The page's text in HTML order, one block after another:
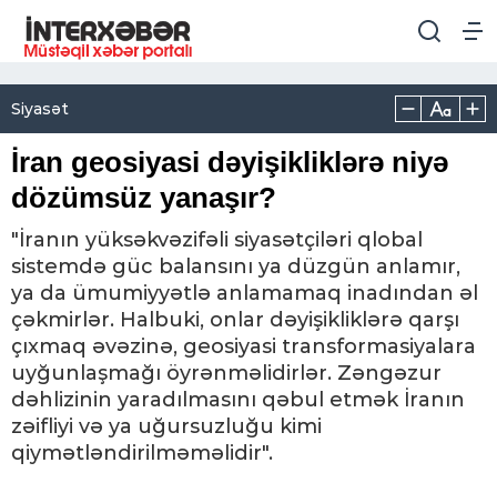
Siyasət
İran geosiyasi dəyişikliklərə niyə
dözümsüz yanaşır?
"İranın yüksəkvəzifəli siyasətçiləri qlobal
sistemdə güc balansını ya düzgün anlamır,
ya da ümumiyyətlə anlamamaq inadından əl
çəkmirlər. Halbuki, onlar dəyişikliklərə qarşı
çıxmaq əvəzinə, geosiyasi transformasiyalara
uyğunlaşmağı öyrənməlidirlər. Zəngəzur
dəhlizinin yaradılmasını qəbul etmək İranın
zəifliyi və ya uğursuzluğu kimi
qiymətləndirilməməlidir".